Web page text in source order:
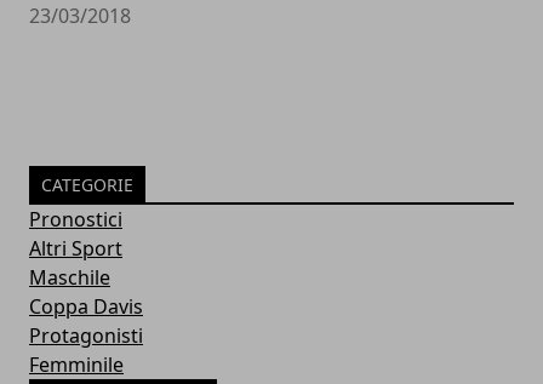
23/03/2018
CATEGORIE
Pronostici
Altri Sport
Maschile
Coppa Davis
Protagonisti
Femminile